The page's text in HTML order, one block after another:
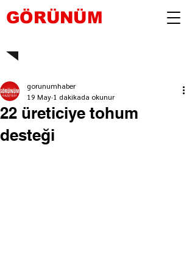
GÖRÜNÜM
22 üreticiye tohum
desteği
gorunumhaber
19 May 1 dakikada okunur